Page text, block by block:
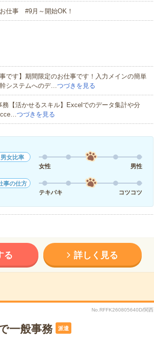
仕事 #9月～開始OK！
です】期間限定のお仕事です！入力メインの簡単
システムへのデ…つづきを見る
【活かせるスキル】Excelでのデータ集計や分
つづきを見る
男女比率
女性
男性
事の仕方
テキパキ
コツコツ
る 詳しく見る
No.RFFK260805640D/関西
一般事務 派遣